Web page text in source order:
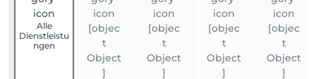
Alle
Dienstleistu
ngen